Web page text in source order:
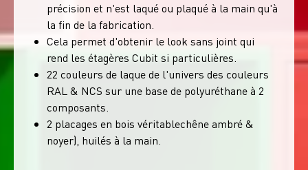
précision et n'est laqué ou plaqué à la main qu'à
la fin de la fabrication.
Cela permet d'obtenir le look sans joint qui
rend les étagères Cubit si particulières.
22 couleurs de laque de l'univers des couleurs
RAL & NCS sur une base de polyuréthane à 2
composants.
2 placages en bois véritablechêne ambré &
noyer), huilés à la main.